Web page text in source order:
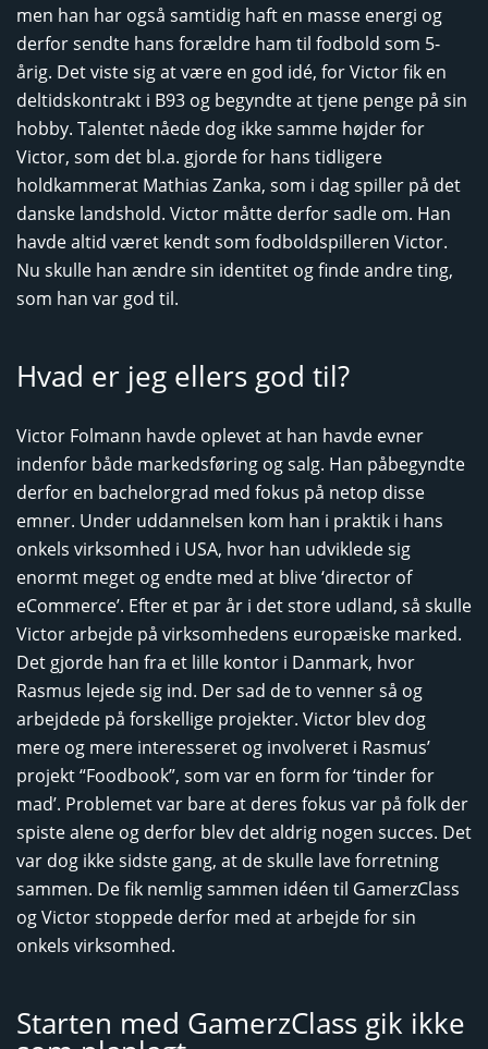
men han har også samtidig haft en masse energi og
derfor sendte hans forældre ham til fodbold som 5-
årig. Det viste sig at være en god idé, for Victor fik en
deltidskontrakt i B93 og begyndte at tjene penge på sin
hobby. Talentet nåede dog ikke samme højder for
Victor, som det bl.a. gjorde for hans tidligere
holdkammerat Mathias Zanka, som i dag spiller på det
danske landshold. Victor måtte derfor sadle om. Han
havde altid været kendt som fodboldspilleren Victor.
Nu skulle han ændre sin identitet og finde andre ting,
som han var god til.
Hvad er jeg ellers god til?
Victor Folmann havde oplevet at han havde evner
indenfor både markedsføring og salg. Han påbegyndte
derfor en bachelorgrad med fokus på netop disse
emner. Under uddannelsen kom han i praktik i hans
onkels virksomhed i USA, hvor han udviklede sig
enormt meget og endte med at blive ‘director of
eCommerce’. Efter et par år i det store udland, så skulle
Victor arbejde på virksomhedens europæiske marked.
Det gjorde han fra et lille kontor i Danmark, hvor
Rasmus lejede sig ind. Der sad de to venner så og
arbejdede på forskellige projekter. Victor blev dog
mere og mere interesseret og involveret i Rasmus’
projekt “Foodbook”, som var en form for ‘tinder for
mad’. Problemet var bare at deres fokus var på folk der
spiste alene og derfor blev det aldrig nogen succes. Det
var dog ikke sidste gang, at de skulle lave forretning
sammen. De fik nemlig sammen idéen til GamerzClass
og Victor stoppede derfor med at arbejde for sin
onkels virksomhed.
Starten med GamerzClass gik ikke